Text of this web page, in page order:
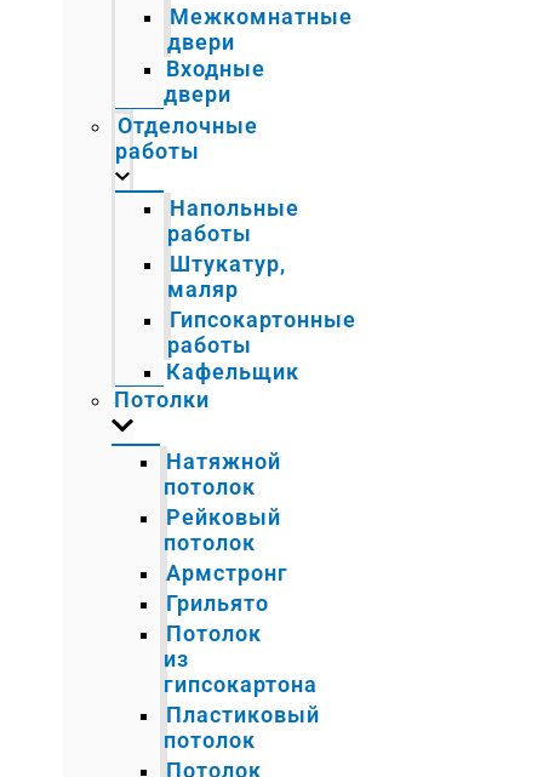
Межкомнатные
двери
Входные
двери
Отделочные
работы
Напольные
работы
Штукатур,
маляр
Гипсокартонные
работы
Кафельщик
Потолки
Натяжной
потолок
Рейковый
потолок
Армстронг
Грильято
Потолок
из
гипсокартона
Пластиковый
потолок
Потолок